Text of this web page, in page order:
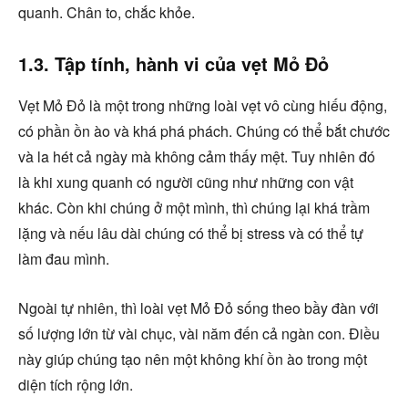
quanh. Chân to, chắc khỏe.
1.3. Tập tính, hành vi của vẹt Mỏ Đỏ
Vẹt Mỏ Đỏ là một trong những loài vẹt vô cùng hiếu động,
có phần ồn ào và khá phá phách. Chúng có thể bắt chước
và la hét cả ngày mà không cảm thấy mệt. Tuy nhiên đó
là khi xung quanh có người cũng như những con vật
khác. Còn khi chúng ở một mình, thì chúng lại khá trầm
lặng và nếu lâu dài chúng có thể bị stress và có thể tự
làm đau mình.
Ngoài tự nhiên, thì loài vẹt Mỏ Đỏ sống theo bầy đàn với
số lượng lớn từ vài chục, vài năm đến cả ngàn con. Điều
này giúp chúng tạo nên một không khí ồn ào trong một
diện tích rộng lớn.